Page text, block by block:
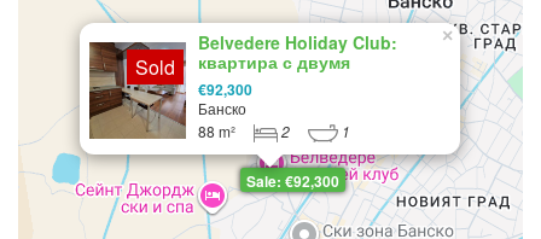
Sale: €92,300
Sold
Belvedere Holiday Club:
квартира с двумя
спальнями, выходящая на
юг, с потрясающим видом на
горы
€92,300
Банско
88 m²
2 1
×